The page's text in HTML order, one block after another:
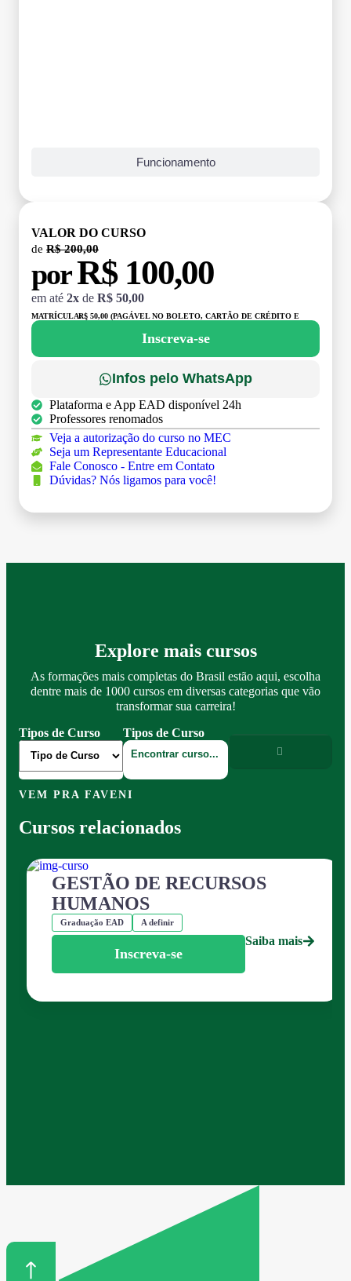
Funcionamento
VALOR DO CURSO
de R$ 200,00
porR$ 100,00
em até 2x de R$ 50,00
MATRÍCULA:R$ 50,00 (PAGÁVEL NO BOLETO, CARTÃO DE CRÉDITO E
Inscreva-se
Infos pelo WhatsApp
Plataforma e App EAD disponível 24h
Professores renomados
Veja a autorização do curso no MEC
Seja um Representante Educacional
Fale Conosco - Entre em Contato
Dúvidas? Nós ligamos para você!
Explore mais cursos
As formações mais completas do Brasil estão aqui, escolha
dentre mais de 1000 cursos em diversas categorias que vão
transformar sua carreira!
Tipos de Curso
Tipos de Curso
VEM PRA FAVENI
Cursos relacionados
GESTÃO DE RECURSOS
HUMANOS
Graduação EAD A definir
Inscreva-se
Saiba mais